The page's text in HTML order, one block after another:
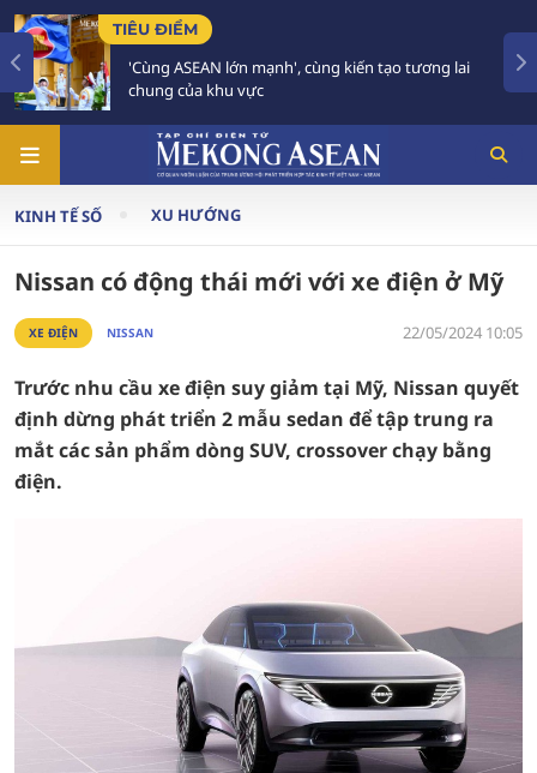
TIÊU ĐIỂM
'Cùng ASEAN lớn mạnh', cùng kiến tạo tương lai
chung của khu vực
KINH TẾ SỐ XU HƯỚNG
Nissan có động thái mới với xe điện ở Mỹ
XE ĐIỆN NISSAN 22/05/2024 10:05
Trước nhu cầu xe điện suy giảm tại Mỹ, Nissan quyết
định dừng phát triển 2 mẫu sedan để tập trung ra
mắt các sản phẩm dòng SUV, crossover chạy bằng
điện.